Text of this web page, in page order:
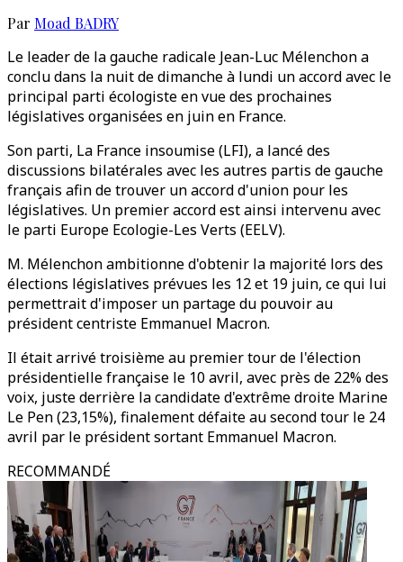
Par Moad BADRY
Le leader de la gauche radicale Jean-Luc Mélenchon a
conclu dans la nuit de dimanche à lundi un accord avec le
principal parti écologiste en vue des prochaines
législatives organisées en juin en France.
Son parti, La France insoumise (LFI), a lancé des
discussions bilatérales avec les autres partis de gauche
français afin de trouver un accord d'union pour les
législatives. Un premier accord est ainsi intervenu avec
le parti Europe Ecologie-Les Verts (EELV).
M. Mélenchon ambitionne d'obtenir la majorité lors des
élections législatives prévues les 12 et 19 juin, ce qui lui
permettrait d'imposer un partage du pouvoir au
président centriste Emmanuel Macron.
Il était arrivé troisième au premier tour de l'élection
présidentielle française le 10 avril, avec près de 22% des
voix, juste derrière la candidate d'extrême droite Marine
Le Pen (23,15%), finalement défaite au second tour le 24
avril par le président sortant Emmanuel Macron.
RECOMMANDÉ